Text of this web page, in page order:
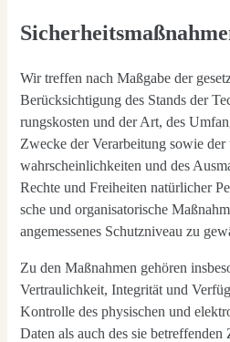
Wir tref­fen nach Maß­ga­be der
Berück­sich­ti­gung des Stands der
rungs­kos­ten und der Art, des
Zwe­cke der Ver­ar­bei­tung sowie
wahr­schein­lich­kei­ten und des
Rech­te und Frei­hei­ten natür­li­cher
sche und orga­ni­sa­to­ri­sche
ange­mes­se­nes Schutz­ni­veau zu
Zu den Maß­nah­men gehö­ren
Ver­trau­lich­keit, Inte­gri­tät und
Kon­trol­le des phy­si­schen und
Daten als auch des sie